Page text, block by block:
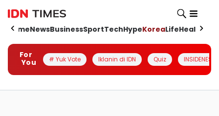
HomeNewsBusinessSportTechHypeKoreaLifeHealth
For
You
# Yuk Vote Iklanin di IDN Quiz INSIDENESIA